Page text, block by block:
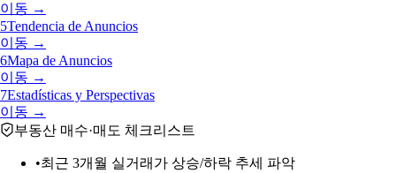
이동 →
5Tendencia de Anuncios
이동 →
6Mapa de Anuncios
이동 →
7Estadísticas y Perspectivas
이동 →
부동산 매수·매도 체크리스트
•최근 3개월 실거래가 상승/하락 추세 파악